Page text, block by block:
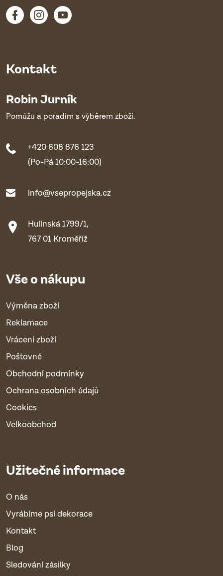
Kontakt
Robin Jurník
Pomůžu a poradím s výběrem zboží.
+420 608 876 123
(Po-Pá 10:00-16:00)
info@vsepropejska.cz
Hulínská 1799/1,
767 01 Kroměříž
Vše o nákupu
Výměna zboží
Reklamace
Vrácení zboží
Poštovné
Obchodní podmínky
Ochrana osobních údajů
Cookies
Velkoobchod
Užitečné informace
O nás
Vyrábíme psí dekorace
Kontakt
Blog
Sledování zásilky